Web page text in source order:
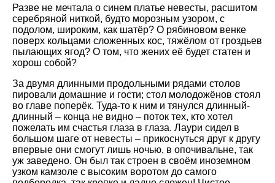
Разве не мечтала о синем платье невесты, расшитом
серебряной ниткой, будто морозным узором, с
подолом, широким, как шатёр? О рябиновом венке
поверх кольцами сложенных кос, тяжёлом от гроздьев
пылающих ягод? О том, что жених её будет статен и
хорош собой?
За двумя длинными продольными рядами столов
пировали домашние и гости; стол молодожёнов стоял
во главе поперёк. Туда-то к ним и тянулся длинный-
длинный – конца не видно – поток тех, кто хотел
пожелать им счастья глаза в глаза. Лаури сидел в
большом шаге от невесты – прикоснуться друг к другу
впервые они смогут лишь ночью, в опочивальне, так
уж заведено. Он был так строен в своём иноземном
узком камзоле с высоким воротом до самого